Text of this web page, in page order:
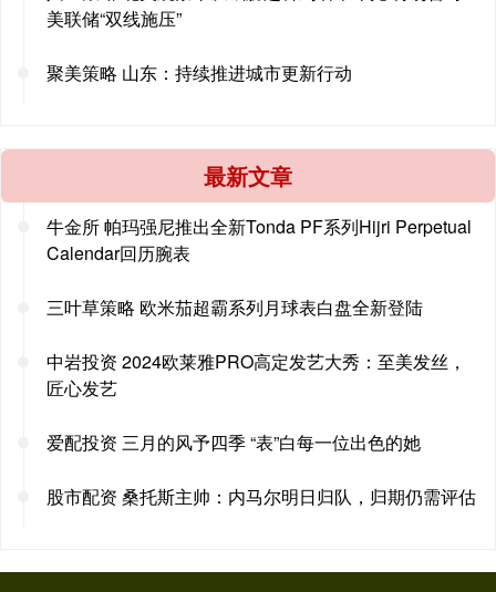
美联储“双线施压”
聚美策略 山东：持续推进城市更新行动
最新文章
牛金所 帕玛强尼推出全新Tonda PF系列Hijri Perpetual
Calendar回历腕表
三叶草策略 欧米茄超霸系列月球表白盘全新登陆
中岩投资 2024欧莱雅PRO高定发艺大秀：至美发丝，
匠心发艺
爱配投资 三月的风予四季 “表”白每一位出色的她
股市配资 桑托斯主帅：内马尔明日归队，归期仍需评估